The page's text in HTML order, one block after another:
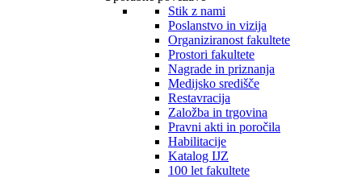
Stik z nami
Poslanstvo in vizija
Organiziranost fakultete
Prostori fakultete
Nagrade in priznanja
Medijsko središče
Restavracija
Založba in trgovina
Pravni akti in poročila
Habilitacije
Katalog IJZ
100 let fakultete